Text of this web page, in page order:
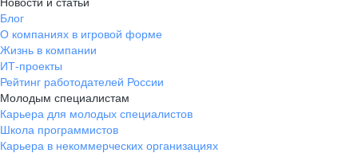
Блог
О компаниях в игровой форме
Жизнь в компании
ИТ-проекты
Рейтинг работодателей России
Молодым специалистам
Карьера для молодых специалистов
Школа программистов
Карьера в некоммерческих организациях